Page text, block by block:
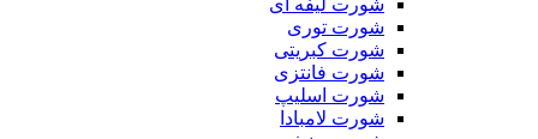
شورت توری
شورت کبریتی
شورت فانتزی
شورت اسلیپ
شورت لامبادا